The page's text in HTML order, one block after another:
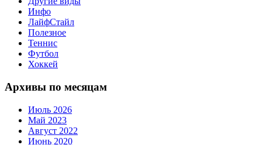
Инфо
ЛайфСтайл
Полезное
Теннис
Футбол
Хоккей
Архивы по месяцам
Июль 2026
Май 2023
Август 2022
Июнь 2020